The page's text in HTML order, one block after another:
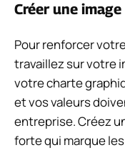
Créer une
Pour renforcer
travaillez sur votre
votre charte
et vos valeurs
entreprise. Créez
forte qui marque